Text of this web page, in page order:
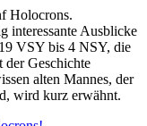
Holocrons.
interessante Ausblicke
VSY bis 4 NSY, die
der Geschichte
alten Mannes, der
wird kurz erwähnt.